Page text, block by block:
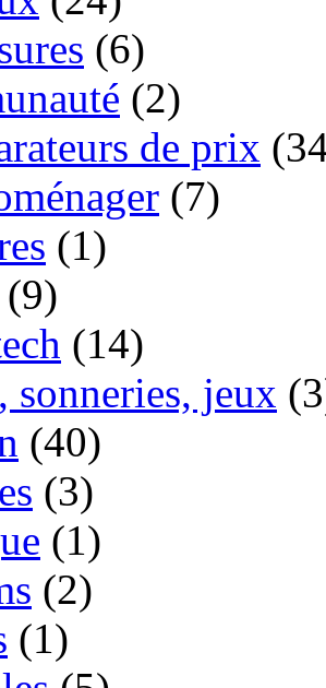
(6)
(2)
de prix
(7)
(1)
(9)
(14)
sonneries, jeux
(40)
(3)
(1)
(2)
(1)